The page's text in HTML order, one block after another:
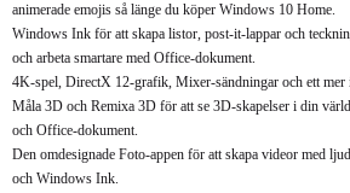
animerade emojis så länge du köper Windows 10 Home.
Windows Ink för att skapa listor, post-it-lappar och
och arbeta smartare med Office-dokument.
4K-spel, DirectX 12-grafik, Mixer-sändningar och ett mer
Måla 3D och Remixa 3D för att se 3D-skapelser i din
och Office-dokument.
Den omdesignade Foto-appen för att skapa videor med
och Windows Ink.